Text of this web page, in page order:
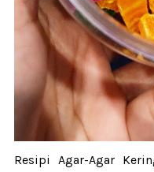
Resipi Agar-Agar